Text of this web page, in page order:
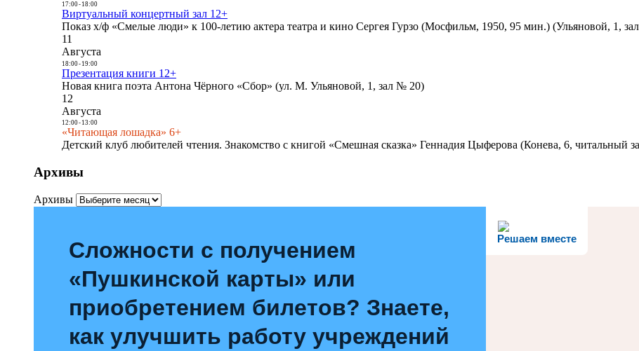
17:00- 18:00
Виртуальный концертный зал 12+
Показ х/ф «Смелые люди» к 100-летию актера театра и кино Сергея Гурзо (Мосфильм, 1950, 95 мин.) (Ульяновой, 1,
11
Августа
18:00- 19:00
Презентация книги 12+
Новая книга поэта Антона Чёрного «Сбор» (ул. М. Ульяновой, 1, зал № 20)
12
Августа
12:00- 13:00
«Читающая лошадка» 6+
Детский клуб любителей чтения. Знакомство с книгой «Смешная сказка» Геннадия Цыферова (Конева, 6, читальный
Архивы
Архивы
Решаем вместе
Сложности с получением
«Пушкинской карты» или
приобретением билетов? Знаете,
как улучшить работу учреждений